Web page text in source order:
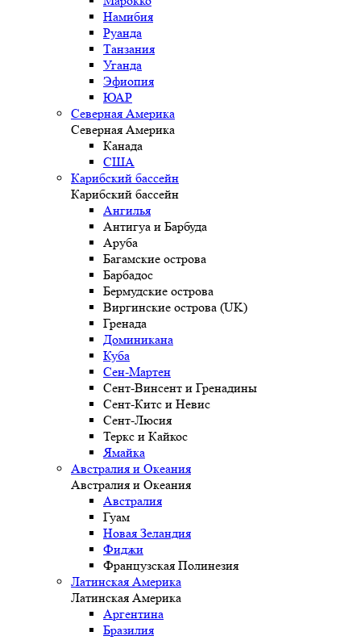
Намибия
Руанда
Танзания
Уганда
Эфиопия
ЮАР
Северная Америка
Северная Америка
Канада
США
Карибский бассейн
Карибский бассейн
Ангилья
Антигуа и Барбуда
Аруба
Багамские острова
Барбадос
Бермудские острова
Виргинские острова (UK)
Гренада
Доминикана
Куба
Сен-Мартен
Сент-Винсент и Гренадины
Сент-Китс и Невис
Сент-Люсия
Теркс и Кайкос
Ямайка
Австралия и Океания
Австралия и Океания
Австралия
Гуам
Новая Зеландия
Фиджи
Французская Полинезия
Латинская Америка
Латинская Америка
Аргентина
Бразилия